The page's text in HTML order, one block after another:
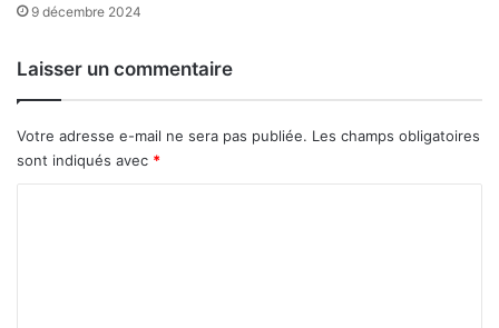
é
i
n
c
e
9 décembre 2024
Laisser un commentaire
Votre adresse e-mail ne sera pas publiée. Les champs obligatoires
sont indiqués avec *